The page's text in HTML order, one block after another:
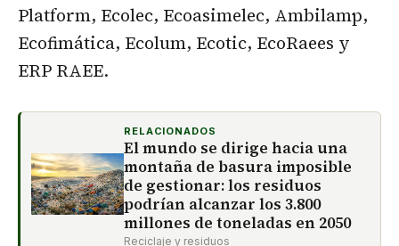
Platform, Ecolec, Ecoasimelec, Ambilamp,
Ecofimática, Ecolum, Ecotic, EcoRaees y
ERP RAEE.
RELACIONADOS
El mundo se dirige hacia una
montaña de basura imposible
de gestionar: los residuos
podrían alcanzar los 3.800
millones de toneladas en 2050
Reciclaje y residuos